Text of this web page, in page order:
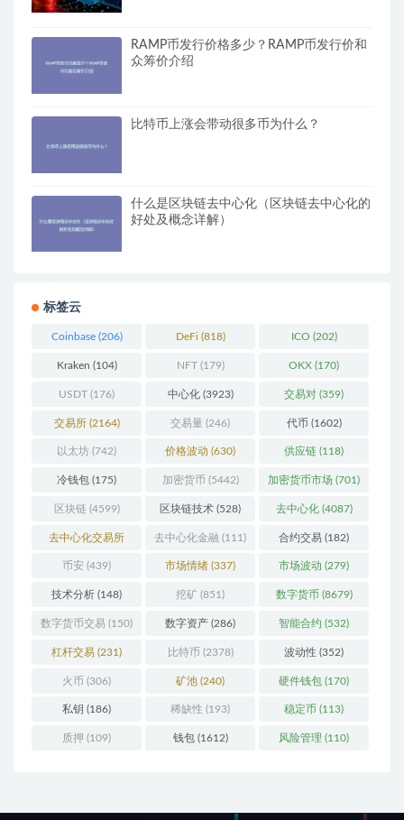
RAMP币发行价格多少？RAMP币发行价和
众筹价介绍
比特币上涨会带动很多币为什么？
什么是区块链去中心化（区块链去中心化的
好处及概念详解）
标签云
Coinbase(206) DeFi (818) ICO (202)
Kraken (104) NFT(179) OKX (170)
USDT (176) 中心化(3923) 交易对 (359)
交易所(2164) 交易量 (246) 代币 (1602)
以太坊 (742) 价格波动 (630) 供应链 (118)
冷钱包 (175) 加密货币 (5442) 加密货币市场 (701)
区块链(4599) 区块链技术 (528) 去中心化(4087)
去中心化交易所
(196)
去中心化金融 (111) 合约交易 (182)
币安 (439) 市场情绪 (337) 市场波动 (279)
技术分析 (148) 挖矿 (851) 数字货币 (8679)
数字货币交易 (150) 数字资产 (286) 智能合约 (532)
杠杆交易 (231) 比特币 (2378) 波动性 (352)
火币 (306) 矿池 (240) 硬件钱包 (170)
私钥 (186) 稀缺性 (193) 稳定币 (113)
质押 (109) 钱包(1612) 风险管理 (110)